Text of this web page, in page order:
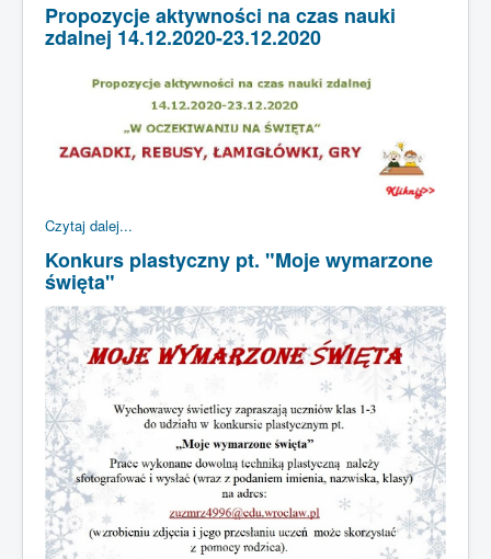
Propozycje aktywności na czas nauki
zdalnej 14.12.2020-23.12.2020
Czytaj dalej...
Konkurs plastyczny pt. "Moje wymarzone
święta"